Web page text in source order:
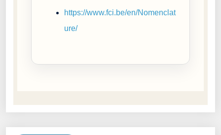
https://www.fci.be/en/Nomenclat
ure/